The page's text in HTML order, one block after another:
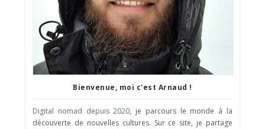
Bienvenue, moi c'est Arnaud !
Digital nomad depuis 2020, je parcours le monde à la
découverte de nouvelles cultures. Sur ce site, je partage